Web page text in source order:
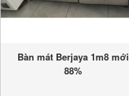
Bàn mát Berjaya 1m8 mới
88%